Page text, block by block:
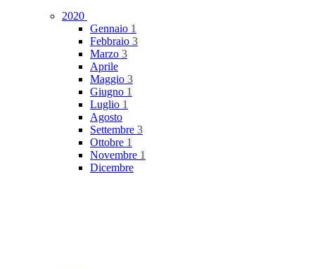
2020
Gennaio 1
Febbraio 3
Marzo 3
Aprile
Maggio 3
Giugno 1
Luglio 1
Agosto
Settembre 3
Ottobre 1
Novembre 1
Dicembre